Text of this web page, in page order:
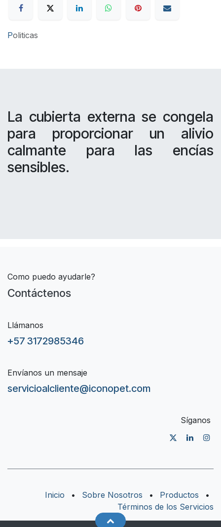
Politicas
La cubierta externa se congela
para proporcionar un alivio
calmante para las encías
sensibles.
Como puedo ayudarle?
Contáctenos
Llámanos
+57 3172985346
Envíanos un mensaje
servicioalcliente@iconopet.com
Síganos
Inicio • Sobre Nosotros • Productos
•
Términos de los Servicios